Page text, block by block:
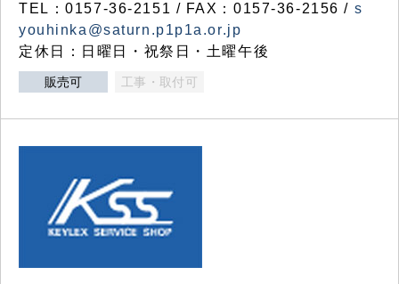
TEL：0157-36-2151 / FAX：0157-36-2156 / s
youhinka@saturn.p1p1a.or.jp
定休日：日曜日・祝祭日・土曜午後
販売可 工事・取付可